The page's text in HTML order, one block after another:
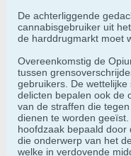
De achterliggende
cannabisgebruiker uit
de harddrugmarkt moet
Overeenkomstig de
tussen
gebruikers. De
delicten bepalen ook de
van de straffen die
dienen te worden
hoofdzaak bepaald
die onderwerp van het
welke in verdovende